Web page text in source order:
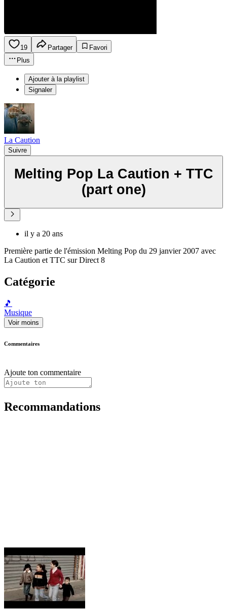
19 Partager
Favori
Plus
Ajouter à la playlist
Signaler
La Caution
Suivre
Melting Pop La Caution + TTC
(part one)
il y a 20 ans
Première partie de l'émission Melting Pop du 29 janvier 2007 avec
La Caution et TTC sur Direct 8
Catégorie
🎵
Musique
Voir moins
Commentaires
Ajoute ton commentaire
Recommandations